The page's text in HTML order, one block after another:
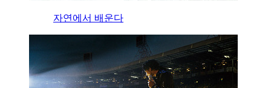
자연에서 배운다